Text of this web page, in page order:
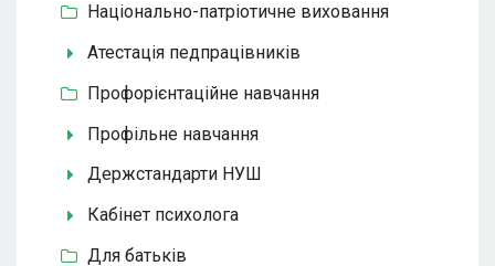
Національно-патріотичне виховання
Атестація педпрацівників
Профорієнтаційне навчання
Профільне навчання
Держстандарти НУШ
Кабінет психолога
Для батьків